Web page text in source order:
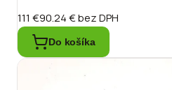
111 €90.24 €bez DPH
Do košíka